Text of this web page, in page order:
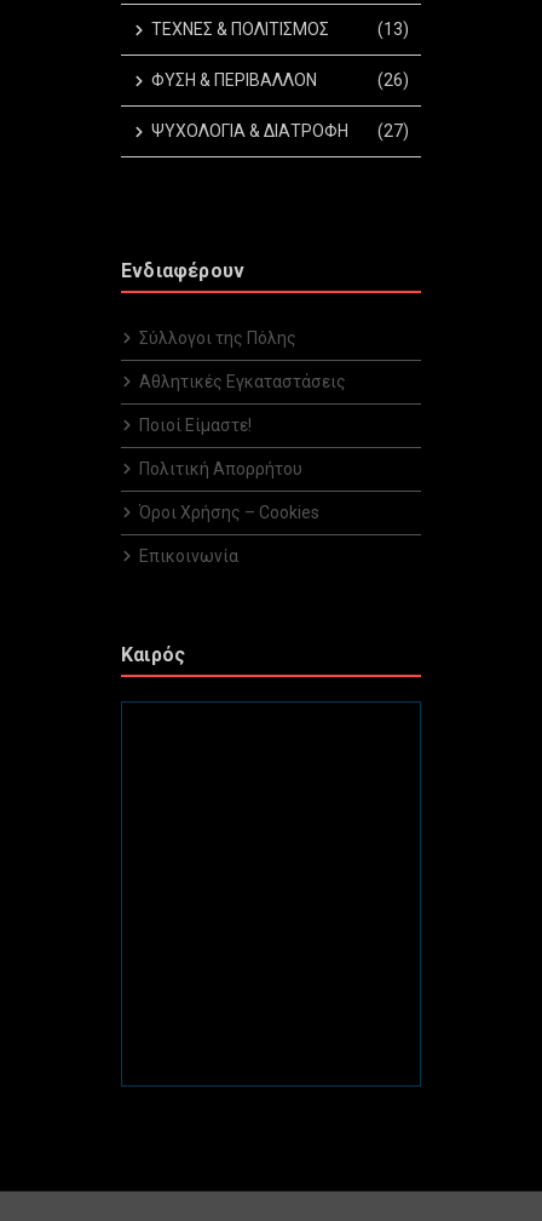
ΤΕΧΝΕΣ & ΠΟΛΙΤΙΣΜΟΣ (13)
ΦΥΣΗ & ΠΕΡΙΒΑΛΛΟΝ (26)
ΨΥΧΟΛΟΓΙΑ & ΔΙΑΤΡΟΦΗ (27)
Ενδιαφέρουν
Σύλλογοι της Πόλης
Αθλητικές Εγκαταστάσεις
Ποιοί Είμαστε!
Πολιτική Απορρήτου
Όροι Χρήσης – Cookies
Επικοινωνία
Καιρός